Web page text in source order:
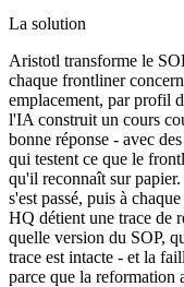
La solution
Aristotl transforme le
chaque frontliner
emplacement, par profil
l'IA construit un cours
bonne réponse - avec
qui testent ce que le
qu'il reconnaît sur
s'est passé, puis à
HQ détient une trace de
quelle version du SOP,
trace est intacte - et la
parce que la reformation